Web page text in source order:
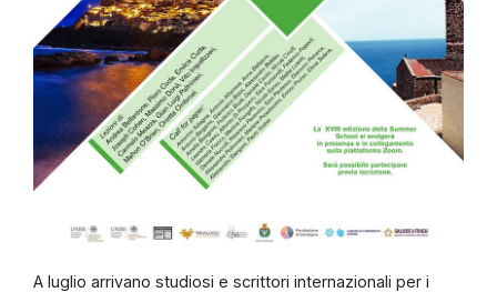
A luglio arrivano studiosi e scrittori internazionali per i